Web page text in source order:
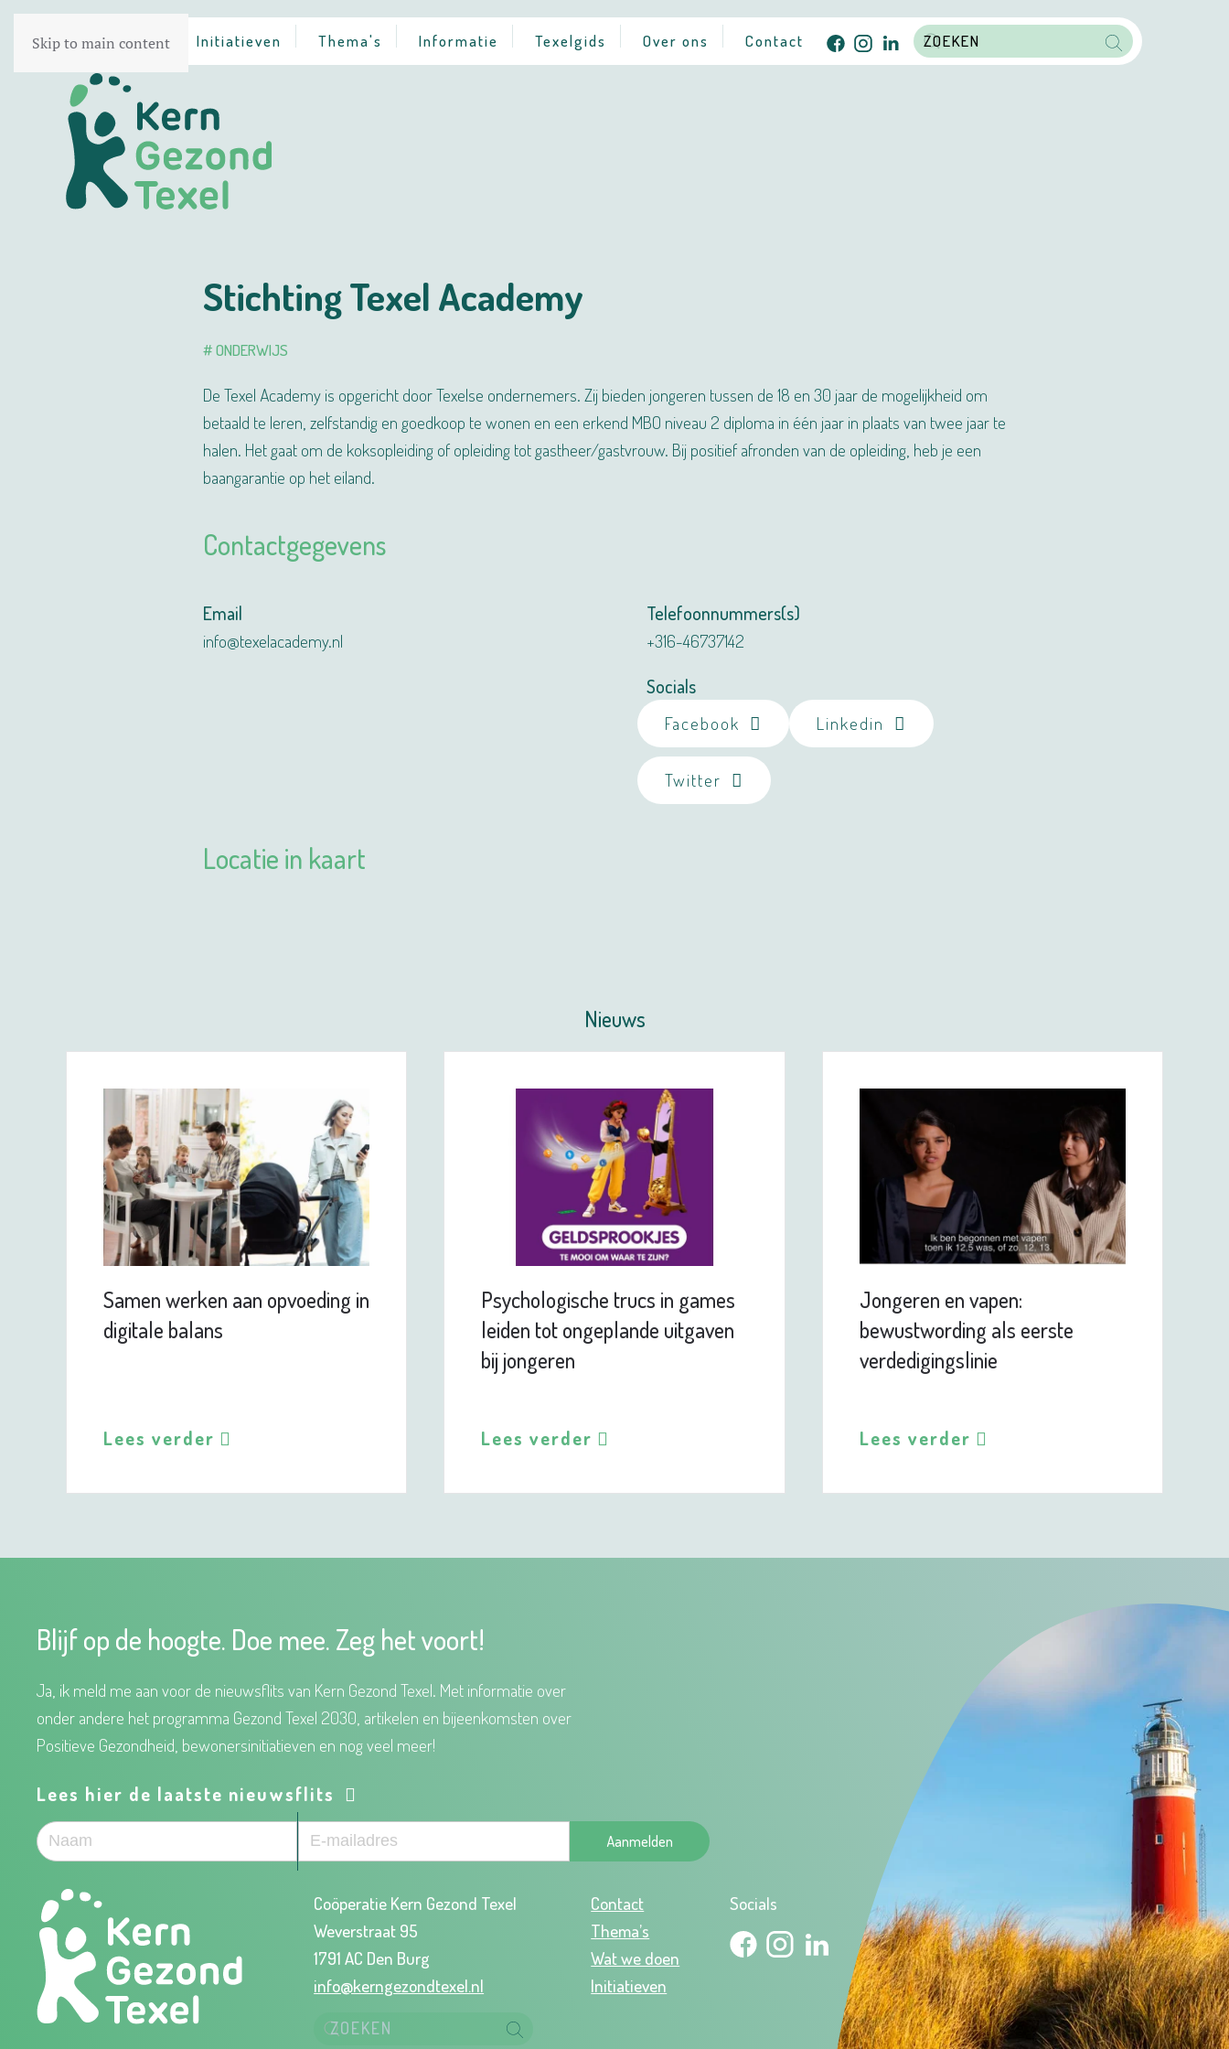
Skip to main content
Home Initiatieven Thema's Informatie Texelgids Over ons Contact
Stichting Texel Academy
# ONDERWIJS
De Texel Academy is opgericht door Texelse ondernemers. Zij bieden jongeren tussen de 18 en 30 jaar de mogelijkheid om
betaald te leren, zelfstandig en goedkoop te wonen en een erkend MBO niveau 2 diploma in één jaar in plaats van twee jaar te
halen. Het gaat om de koksopleiding of opleiding tot gastheer/gastvrouw. Bij positief afronden van de opleiding, heb je een
baangarantie op het eiland.
Contactgegevens
Email
info@texelacademy.nl
Telefoonnummers(s)
+316-46737142
Socials
Facebook Linkedin
Twitter
Locatie in kaart
Nieuws
Samen werken aan opvoeding in
digitale balans
Lees verder
Psychologische trucs in games
leiden tot ongeplande uitgaven
bij jongeren
Lees verder
Jongeren en vapen:
bewustwording als eerste
verdedigingslinie
Lees verder
Blijf op de hoogte. Doe mee. Zeg het voort!
Ja, ik meld me aan voor de nieuwsflits van Kern Gezond Texel. Met informatie over
onder andere het programma Gezond Texel 2030, artikelen en bijeenkomsten over
Positieve Gezondheid, bewonersinitiatieven en nog veel meer!
Lees hier de laatste nieuwsflits
Aanmelden
Coöperatie Kern Gezond Texel
Weverstraat 95
1791 AC Den Burg
info@kerngezondtexel.nl
Contact
Thema’s
Wat we doen
Initiatieven
Socials